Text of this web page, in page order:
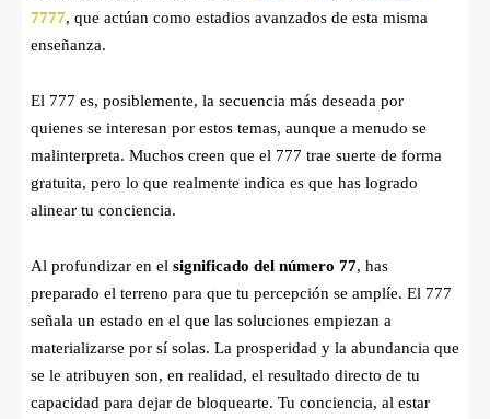
7777, que actúan como estadios avanzados de esta misma
enseñanza.
El 777 es, posiblemente, la secuencia más deseada por
quienes se interesan por estos temas, aunque a menudo se
malinterpreta. Muchos creen que el 777 trae suerte de forma
gratuita, pero lo que realmente indica es que has logrado
alinear tu conciencia.
Al profundizar en el significado del número 77, has
preparado el terreno para que tu percepción se amplíe. El 777
señala un estado en el que las soluciones empiezan a
materializarse por sí solas. La prosperidad y la abundancia que
se le atribuyen son, en realidad, el resultado directo de tu
capacidad para dejar de bloquearte. Tu conciencia, al estar